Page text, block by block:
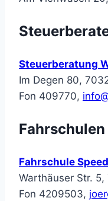
Steuerberatung
Im Degen 80,
Fon 409770,
Fahrschulen
Fahrschule Speed
Warthäuser Str.
Fon 4209503,